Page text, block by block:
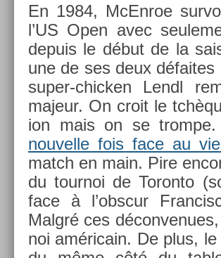
En 1984, McEn­roe
l’US Open avec
de­puis le début de la
une de ses deux
super-chicken Lendl
majeur. On croit le
ion mais on se
nouvel­le fois face au
match en main. Pire
du tour­noi de Toron­to
face à l’obscur
Malgré ces
noi américain. De plus,